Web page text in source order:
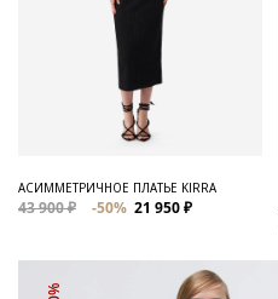
АСИММЕТРИЧНОЕ ПЛАТЬЕ KIRRA
43 900 ₽ -50% 21 950 ₽